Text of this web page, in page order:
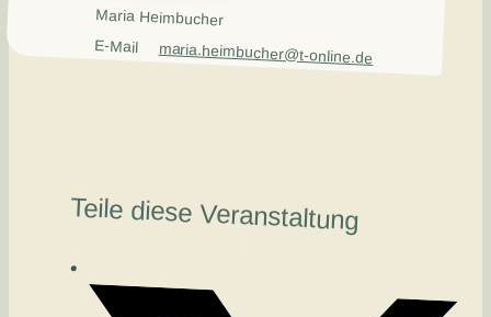
Maria Heimbucher
E-Mail maria.heimbucher@t-online.de
Teile diese Veranstaltung